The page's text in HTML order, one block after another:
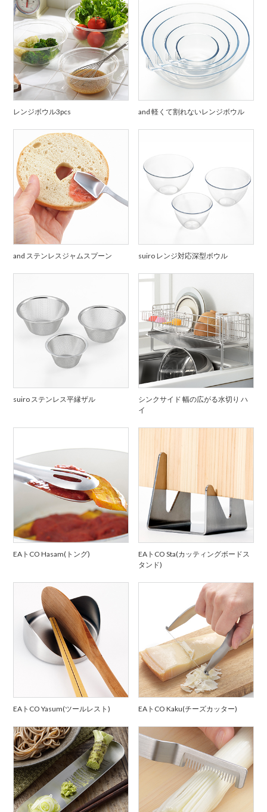
レンジボウル3pcs and 軽くて割れないレンジボウル
and ステンレスジャムスプーン suiro レンジ対応深型ボウル
suiro ステンレス平縁ザル
シンクサイド 幅の広がる水切り ハ
イ
EAトCO Hasam(トング)
EAトCO Sta(カッティングボードス
タンド)
EAトCO Yasum(ツールレスト) EAトCO Kaku(チーズカッター)